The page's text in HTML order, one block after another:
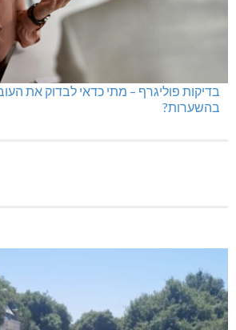
בדיקות פוליגרף – מתי כדאי לבדוק את
בהשערות?